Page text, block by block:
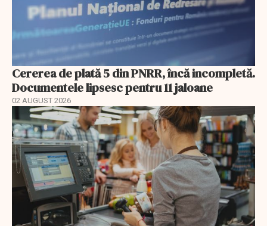
Cererea de plată 5 din PNRR, încă incompletă.
Documentele lipsesc pentru 11 jaloane
02 AUGUST 2026